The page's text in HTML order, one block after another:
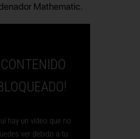
Mathematic.
hay un vídeo que no
ver debido a tu